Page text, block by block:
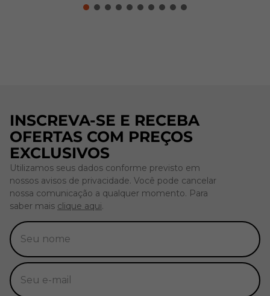
INSCREVA-SE E RECEBA
OFERTAS COM PREÇOS
EXCLUSIVOS
Utilizamos seus dados conforme previsto em
nossos avisos de privacidade. Você pode cancelar
nossa comunicação a qualquer momento. Para
saber mais clique aqui.